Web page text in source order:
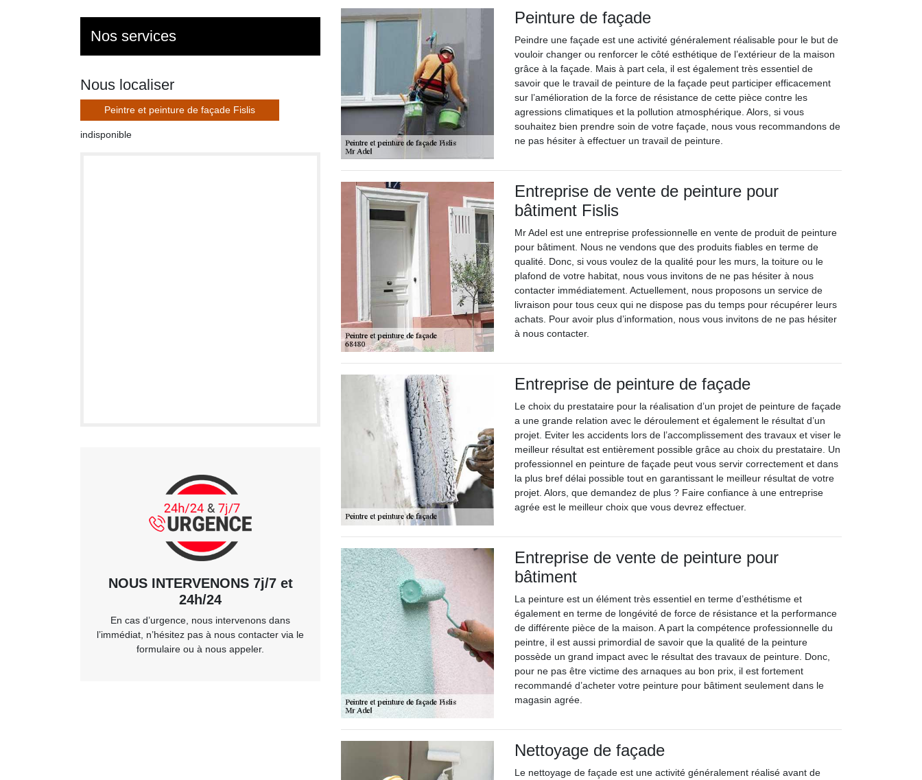
Nos services
Nous localiser
Peintre et peinture de façade Fislis
indisponible
NOUS INTERVENONS 7j/7 et
24h/24
En cas d’urgence, nous intervenons dans
l’immédiat, n’hésitez pas à nous contacter via le
formulaire ou à nous appeler.
Peinture de façade
Peindre une façade est une activité généralement réalisable pour le but de
vouloir changer ou renforcer le côté esthétique de l’extérieur de la maison
grâce à la façade. Mais à part cela, il est également très essentiel de
savoir que le travail de peinture de la façade peut participer efficacement
sur l’amélioration de la force de résistance de cette pièce contre les
agressions climatiques et la pollution atmosphérique. Alors, si vous
souhaitez bien prendre soin de votre façade, nous vous recommandons de
ne pas hésiter à effectuer un travail de peinture.
Entreprise de vente de peinture pour
bâtiment Fislis
Mr Adel est une entreprise professionnelle en vente de produit de peinture
pour bâtiment. Nous ne vendons que des produits fiables en terme de
qualité. Donc, si vous voulez de la qualité pour les murs, la toiture ou le
plafond de votre habitat, nous vous invitons de ne pas hésiter à nous
contacter immédiatement. Actuellement, nous proposons un service de
livraison pour tous ceux qui ne dispose pas du temps pour récupérer leurs
achats. Pour avoir plus d’information, nous vous invitons de ne pas hésiter
à nous contacter.
Entreprise de peinture de façade
Le choix du prestataire pour la réalisation d’un projet de peinture de façade
a une grande relation avec le déroulement et également le résultat d’un
projet. Eviter les accidents lors de l’accomplissement des travaux et viser le
meilleur résultat est entièrement possible grâce au choix du prestataire. Un
professionnel en peinture de façade peut vous servir correctement et dans
la plus bref délai possible tout en garantissant le meilleur résultat de votre
projet. Alors, que demandez de plus ? Faire confiance à une entreprise
agrée est le meilleur choix que vous devrez effectuer.
Entreprise de vente de peinture pour
bâtiment
La peinture est un élément très essentiel en terme d’esthétisme et
également en terme de longévité de force de résistance et la performance
de différente pièce de la maison. A part la compétence professionnelle du
peintre, il est aussi primordial de savoir que la qualité de la peinture
possède un grand impact avec le résultat des travaux de peinture. Donc,
pour ne pas être victime des arnaques au bon prix, il est fortement
recommandé d’acheter votre peinture pour bâtiment seulement dans le
magasin agrée.
Nettoyage de façade
Le nettoyage de façade est une activité généralement réalisé avant de